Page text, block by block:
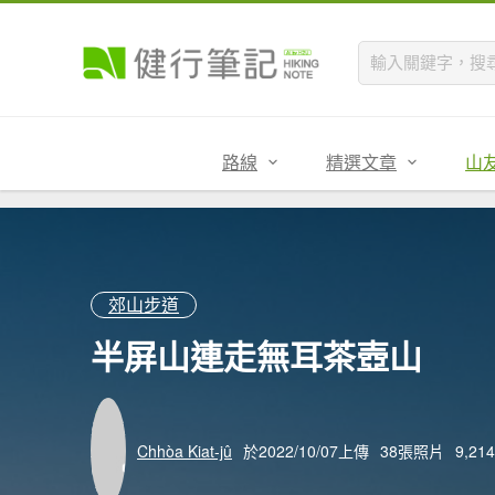
路線 精選文章 山
郊山步道
半屏山連走無耳茶壺山
Chhòa Kiat-jû 於2022/10/07上傳 38張照片